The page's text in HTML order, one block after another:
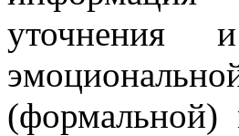
уточнения
(формальной)